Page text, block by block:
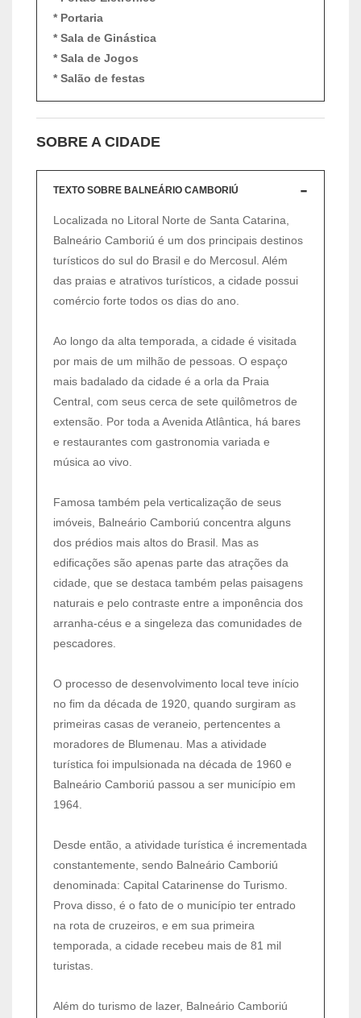
* Portaria
* Sala de Ginástica
* Sala de Jogos
* Salão de festas
SOBRE A CIDADE
TEXTO SOBRE BALNEÁRIO CAMBORIÚ
Localizada no Litoral Norte de Santa Catarina,
Balneário Camboriú é um dos principais destinos
turísticos do sul do Brasil e do Mercosul. Além
das praias e atrativos turísticos, a cidade possui
comércio forte todos os dias do ano.
Ao longo da alta temporada, a cidade é visitada
por mais de um milhão de pessoas. O espaço
mais badalado da cidade é a orla da Praia
Central, com seus cerca de sete quilômetros de
extensão. Por toda a Avenida Atlântica, há bares
e restaurantes com gastronomia variada e
música ao vivo.
Famosa também pela verticalização de seus
imóveis, Balneário Camboriú concentra alguns
dos prédios mais altos do Brasil. Mas as
edificações são apenas parte das atrações da
cidade, que se destaca também pelas paisagens
naturais e pelo contraste entre a imponência dos
arranha-céus e a singeleza das comunidades de
pescadores.
O processo de desenvolvimento local teve início
no fim da década de 1920, quando surgiram as
primeiras casas de veraneio, pertencentes a
moradores de Blumenau. Mas a atividade
turística foi impulsionada na década de 1960 e
Balneário Camboriú passou a ser município em
1964.
Desde então, a atividade turística é incrementada
constantemente, sendo Balneário Camboriú
denominada: Capital Catarinense do Turismo.
Prova disso, é o fato de o município ter entrado
na rota de cruzeiros, e em sua primeira
temporada, a cidade recebeu mais de 81 mil
turistas.
Além do turismo de lazer, Balneário Camboriú